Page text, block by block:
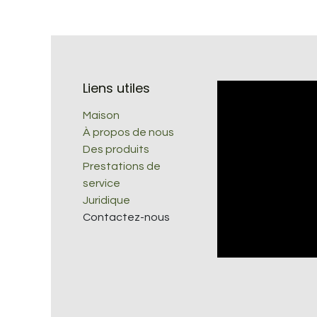
Liens utiles
Maison
À propos de nous
Des produits
Prestations de
service
Juridique
Contactez-nous